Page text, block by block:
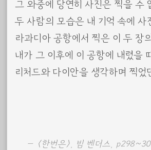
그 와중에 당연히 사진은 찍을 수
두 사람의 모습은 내 기억 속에 사
라과디아 공항에서 찍은 이 두 장
내가 그 이후에 이 공항에 내렸을
리처드와 다이안을 생각하며 찍었
<한번은>, 빔 벤더스,